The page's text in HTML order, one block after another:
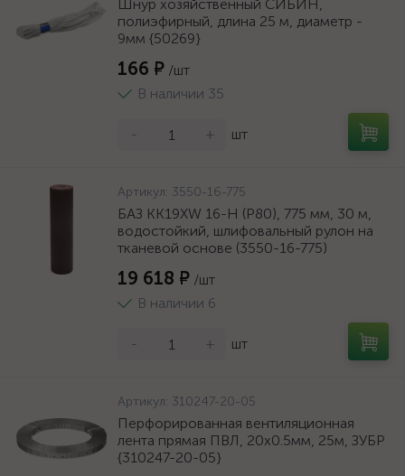
Шнур хозяйственный СИБИН,
полиэфирный, длина 25 м, диаметр -
9мм {50269}
166 ₽ /шт
В наличии 35
- + шт
Артикул: 3550-16-775
БАЗ KK19XW 16-H (Р80), 775 мм, 30 м,
водостойкий, шлифовальный рулон на
тканевой основе (3550-16-775)
19 618 ₽ /шт
В наличии 6
- + шт
Артикул: 310247-20-05
Перфорированная вентиляционная
лента прямая ПВЛ, 20х0.5мм, 25м, ЗУБР
{310247-20-05}